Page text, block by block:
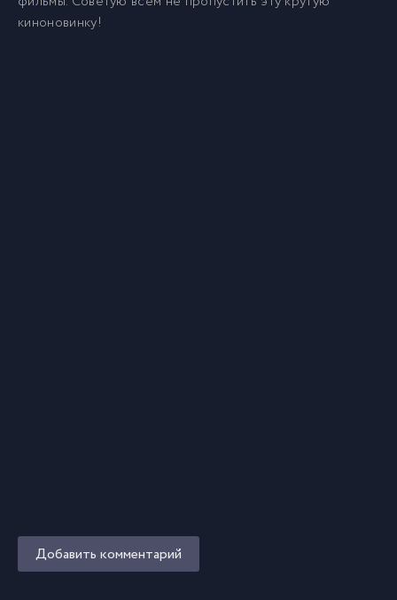
киноновинку!
Добавить комментарий